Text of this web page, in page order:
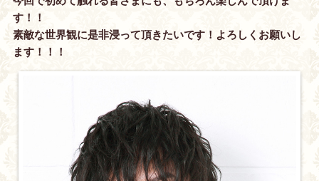
す！！
素敵な世界観に是非浸って頂きたいです！よろしくお願いし
ます！！！